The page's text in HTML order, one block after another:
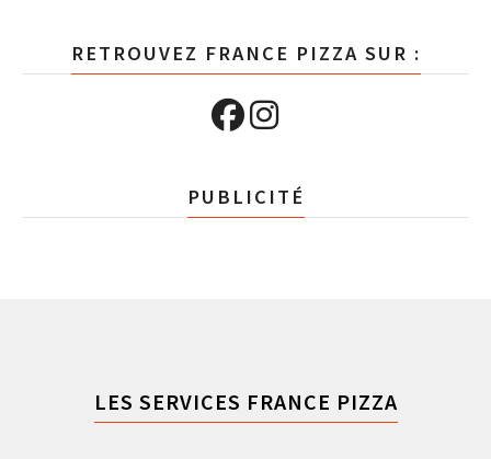
RETROUVEZ FRANCE PIZZA SUR :
PUBLICITÉ
LES SERVICES FRANCE PIZZA